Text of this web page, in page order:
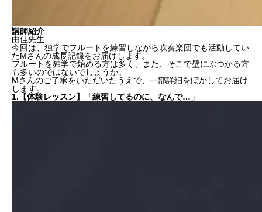
講師紹介
由佳先生
今回は、独学でフルートを練習しながら吹奏楽団でも活動してい
たMさんの成長記録をお届けします。
フルートを独学で始める方は多く、また、そこで壁にぶつかる方
も多いのではないでしょうか。
Mさんのご了承をいただいたうえで、一部詳細をぼかしてお届け
します。
1.【体験レッスン】「練習してるのに、なんで…」